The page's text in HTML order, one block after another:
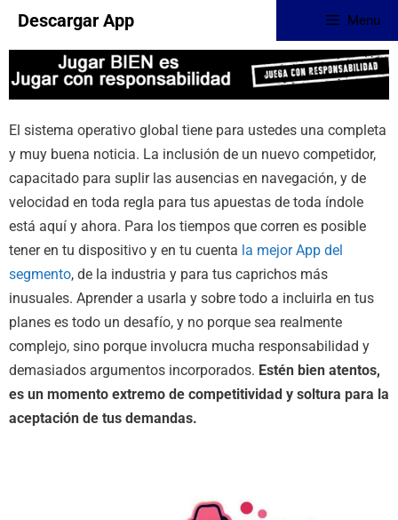
Descargar App Menu
El sistema operativo global tiene para ustedes una completa
y muy buena noticia. La inclusión de un nuevo competidor,
capacitado para suplir las ausencias en navegación, y de
velocidad en toda regla para tus apuestas de toda índole
está aquí y ahora. Para los tiempos que corren es posible
tener en tu dispositivo y en tu cuenta la mejor App del
segmento, de la industria y para tus caprichos más
inusuales. Aprender a usarla y sobre todo a incluirla en tus
planes es todo un desafío, y no porque sea realmente
complejo, sino porque involucra mucha responsabilidad y
demasiados argumentos incorporados. Estén bien atentos,
es un momento extremo de competitividad y soltura para la
aceptación de tus demandas.